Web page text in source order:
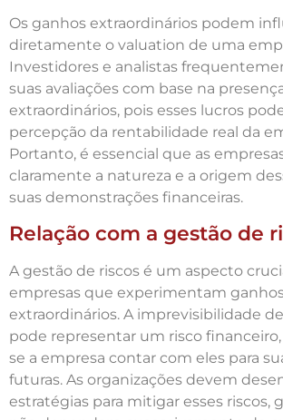
Os ganhos extraordinários podem
diretamente o valuation de uma
Investidores e analistas
suas avaliações com base na
extraordinários, pois esses lucros
percepção da rentabilidade real da
Portanto, é essencial que as
claramente a natureza e a origem
suas demonstrações financeiras.
Relação com a gestão de
A gestão de riscos é um aspecto
empresas que experimentam
extraordinários. A imprevisibilidade
pode representar um risco
se a empresa contar com eles para
futuras. As organizações devem
estratégias para mitigar esses riscos,